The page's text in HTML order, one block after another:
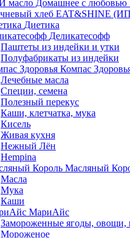
Диетика
Деликатесофф
Паштеты из индейки и утки
Полуфабрикаты из индейки
Компас
Лечебные масла
Специи, семена
Полезный перекус
Каши, клетчатка, мука
Кисель
Живая кухня
Нежный Лён
Hempina
Масляный
Масла
Мука
Каши
МариАйс
Замороженные ягоды, овощи,
Мороженое